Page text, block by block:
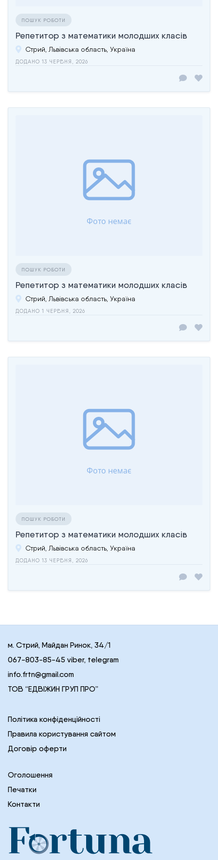
ПОШУК РОБОТИ
Репетитор з математики молодших класів
Стрий, Львівська область, Україна
ДОДАНО 13 ЧЕРВНЯ, 2026
ПОШУК РОБОТИ
Репетитор з математики молодших класів
Стрий, Львівська область, Україна
ДОДАНО 1 ЧЕРВНЯ, 2026
ПОШУК РОБОТИ
Репетитор з математики молодших класів
Стрий, Львівська область, Україна
ДОДАНО 13 ЧЕРВНЯ, 2026
м. Стрий, Майдан Ринок, 34/1
067-803-85-45 viber, telegram
info.frtn@gmail.com
ТОВ “ЕДВІЖИН ГРУП ПРО”
Політика конфіденційності
Правила користування сайтом
Договір оферти
Оголошення
Печатки
Контакти